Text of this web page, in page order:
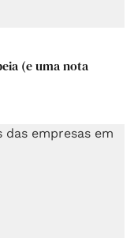
(e uma nota